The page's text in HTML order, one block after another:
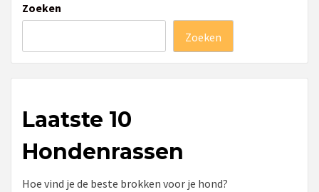
Zoeken
Zoeken
Laatste 10
Hondenrassen
Hoe vind je de beste brokken voor je hond?